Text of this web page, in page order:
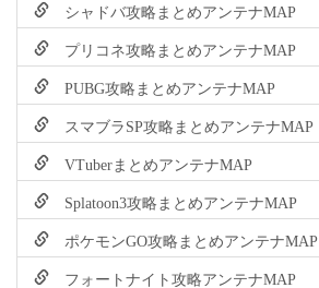
シャドバ攻略まとめアンテナMAP
プリコネ攻略まとめアンテナMAP
PUBG攻略まとめアンテナMAP
スマブラSP攻略まとめアンテナMAP
VTuberまとめアンテナMAP
Splatoon3攻略まとめアンテナMAP
ポケモンGO攻略まとめアンテナMAP
フォートナイト攻略アンテナMAP